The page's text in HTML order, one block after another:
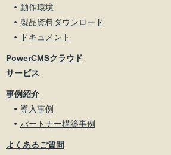
動作環境
製品資料ダウンロード
ドキュメント
PowerCMSクラウド
サービス
事例紹介
導入事例
パートナー構築事例
よくあるご質問